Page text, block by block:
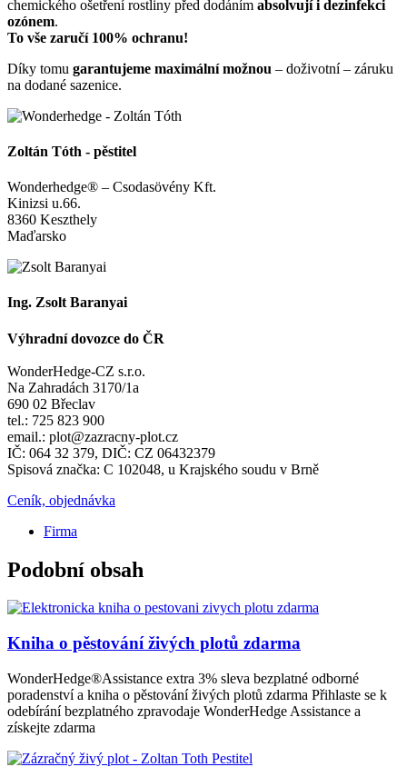
chemického ošetření rostliny před dodáním absolvují i dezinfekci
ozónem.
To vše zaručí 100% ochranu!
Díky tomu garantujeme maximální možnou – doživotní – záruku
na dodané sazenice.
Zoltán Tóth - pěstitel
Wonderhedge® – Csodasövény Kft.
Kinizsi u.66.
8360 Keszthely
Maďarsko
Ing. Zsolt Baranyai
Výhradní dovozce do ČR
WonderHedge-CZ s.r.o.
Na Zahradách 3170/1a
690 02 Břeclav
tel.: 725 823 900
email.: plot@zazracny-plot.cz
IČ: 064 32 379, DIČ: CZ 06432379
Spisová značka: C 102048, u Krajského soudu v Brně
Ceník, objednávka
Firma
Podobní obsah
Kniha o pěstování živých plotů zdarma
WonderHedge®Assistance extra 3% sleva bezplatné odborné
poradenství a kniha o pěstování živých plotů zdarma Přihlaste se k
odebírání bezplatného zpravodaje WonderHedge Assistance a
získejte zdarma